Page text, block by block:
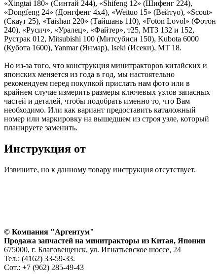
«Xingtai 180» (Синтай 244), «Shifeng 12» (Шифенг 224),
«Dongfeng 24» (Донгфенг 4х4), «Weituo 15» (Вейтуо), «Scout»
(Скаут 25), «Taishan 220» (Тайшань 110), «Foton Lovol» (Фотон
240), «Русич», «Уралец», «Файтер», т25, МТЗ 132 и 152,
Рустрак 012, Mitsubishi 100 (Митсубиси 150), Kubota 6000
(Кубота 1600), Yanmar (Янмар), Iseki (Исеки), МТ 18.
Но из-за того, что конструкция минитракторов китайских и
японских меняется из года в год, мы настоятельно
рекомендуем перед покупкой прислать нам фото или в
крайнем случае измерить размеры ключевых узлов запасных
частей и деталей, чтобы подобрать именно то, что Вам
необходимо. Или как вариант предоставить каталожный
номер или маркировку на вышедшем из строя узле, который
планируете заменить.
Инструкция от
Извините, но к данному товару инструкция отсутствует.
© Компания "Аргентум"
Продажа запчастей на минитракторы из Китая, Японии
675000, г. Благовещенск, ул. Игнатьевское шоссе, 24
Тел.: (4162) 33-59-33.
Сот.: +7 (962) 285-49-43